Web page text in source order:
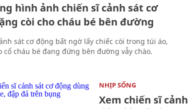
hình ảnh chiến sĩ cảnh sát cơ
còi cho cháu bé bên đường
sát cơ động bất ngờ lấy chiếc còi trong túi áo,
cổ cháu bé đang đứng bên đường vẫy chào.
NHỊP SỐNG
Xem chiến sĩ